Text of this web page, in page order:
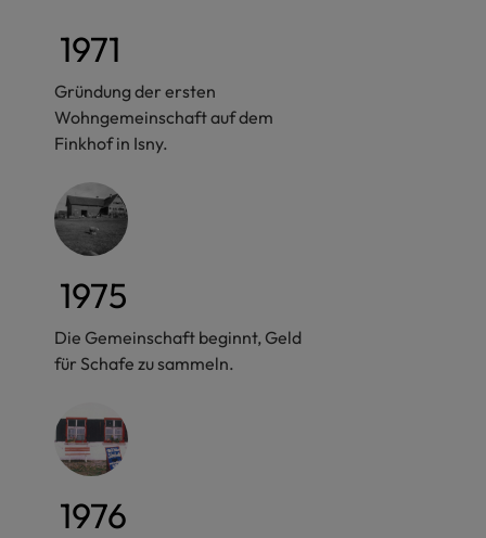
1971
Gründung der ersten
Wohngemeinschaft auf dem
Finkhof in Isny.
1975
Die Gemeinschaft beginnt, Geld
für Schafe zu sammeln.
1976